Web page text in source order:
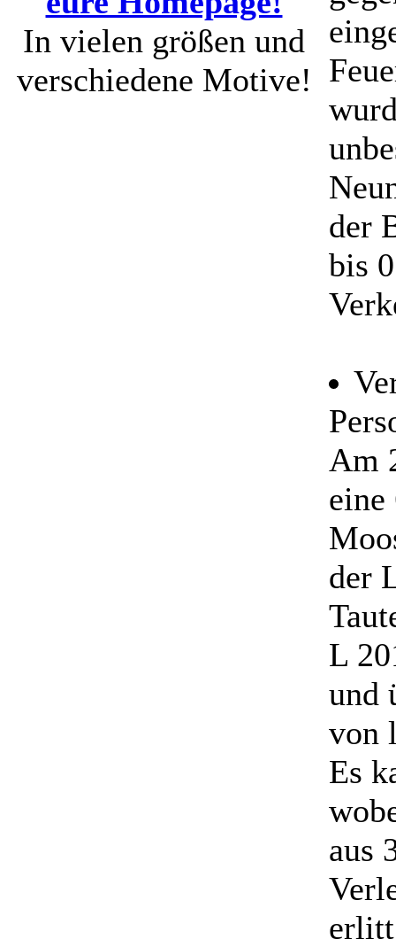
In vielen größen und
verschiedene Motive!
der
bis
Am
eine
der
L
und
von
Es
aus